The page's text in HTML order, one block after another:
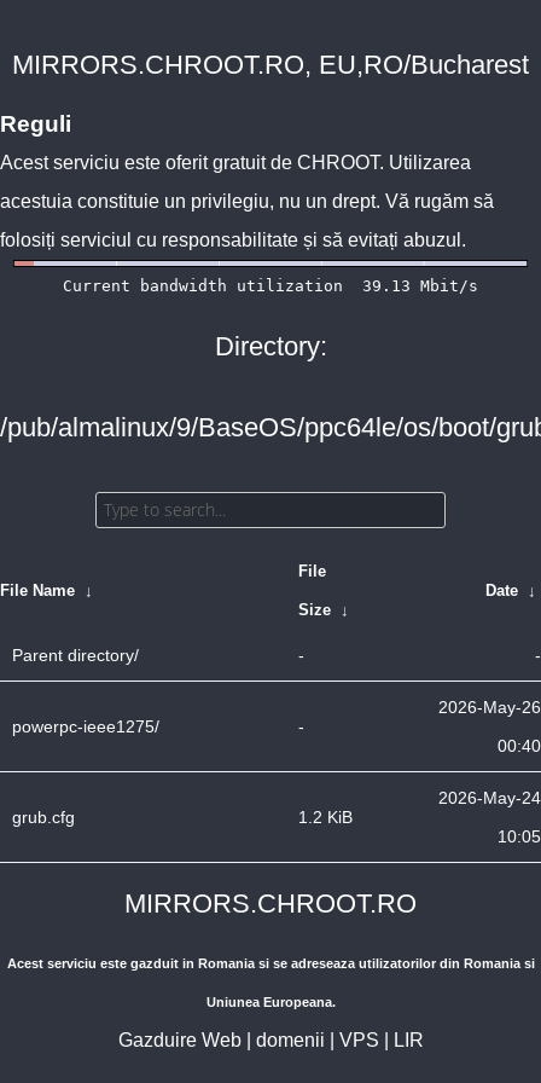
MIRRORS.CHROOT.RO, EU,RO/Bucharest
Reguli
Acest serviciu este oferit gratuit de CHROOT. Utilizarea
acestuia constituie un privilegiu, nu un drept. Vă rugăm să
folosiți serviciul cu responsabilitate și să evitați abuzul.
Directory:
/pub/almalinux/9/BaseOS/ppc64le/os/boot/
File Name ↓
File
Size ↓
Date ↓
Parent directory/ - -
powerpc-ieee1275/ -
2026-May-26
00:40
grub.cfg 1.2 KiB
2026-May-24
10:05
MIRRORS.CHROOT.RO
Acest serviciu este gazduit in Romania si se adreseaza utilizatorilor din Romania si
Uniunea Europeana.
Gazduire Web| domenii VPS LIR